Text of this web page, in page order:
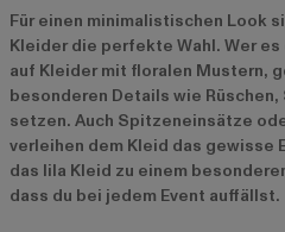
Für einen minimalistischen Look
Kleider die perfekte Wahl. Wer
auf Kleider mit floralen Mustern,
besonderen Details wie
setzen. Auch Spitzeneinsätze
verleihen dem Kleid das gewisse
das lila Kleid zu einem
dass du bei jedem Event auffällst.